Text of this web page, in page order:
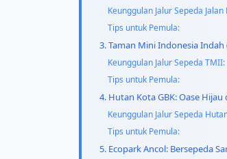
Keunggulan Jalur Sepeda
Tips untuk Pemula:
3. Taman Mini Indonesia
Keunggulan Jalur Sepeda TMII:
Tips untuk Pemula:
4. Hutan Kota GBK: Oase
Keunggulan Jalur Sepeda
Tips untuk Pemula:
5. Ecopark Ancol: Bersepeda